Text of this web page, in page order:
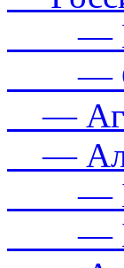
—
—
—
—
—
—